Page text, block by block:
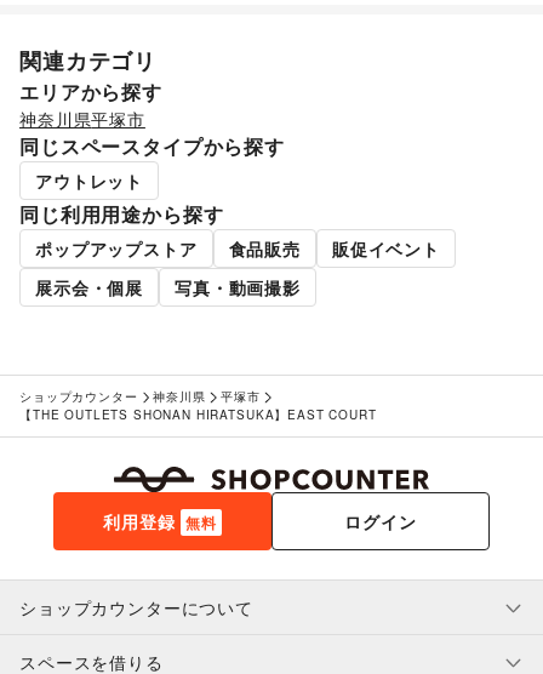
関連カテゴリ
エリアから探す
神奈川県平塚市
同じスペースタイプから探す
アウトレット
同じ利用用途から探す
ポップアップストア 食品販売
販促イベント
展示会・個展
写真・動画撮影
ショップカウンター 神奈川県
平塚市
【THE OUTLETS SHONAN HIRATSUKA】EAST COURT
利用登録 無料 ログイン
ショップカウンターについて
スペースを借りる